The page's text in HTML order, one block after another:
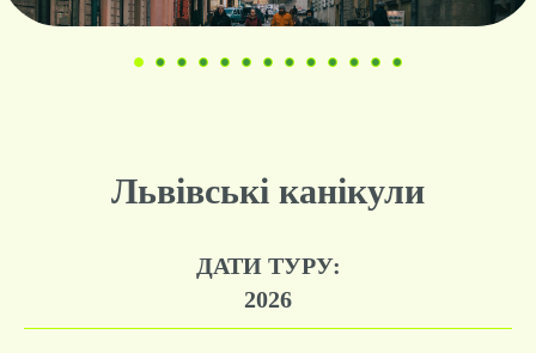
Львівські канікули
ДАТИ ТУРУ:
2026